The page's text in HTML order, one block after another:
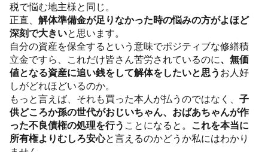
税で悩む地主様と同じ。
正直、解体準備金が足りなかった時の悩みの方がよほど
深刻で大きいと思います。
自分の資産を保全するという意味でポジティブな修繕積
立金ですら、これだけ皆さん苦労されているのに、無価
値となる資産に追い銭をして解体をしたいと思う お人好
しがどれほどいるのか。
もっと言えば、それも買った本人が払うのではなく、子
供どころか孫の世代がおじいちゃん、おばあちゃんが作
った不良債権の処理を行う ことになると。 これを本当に
所有権よりむしろ安心と言えるのかどうか私にはわかり